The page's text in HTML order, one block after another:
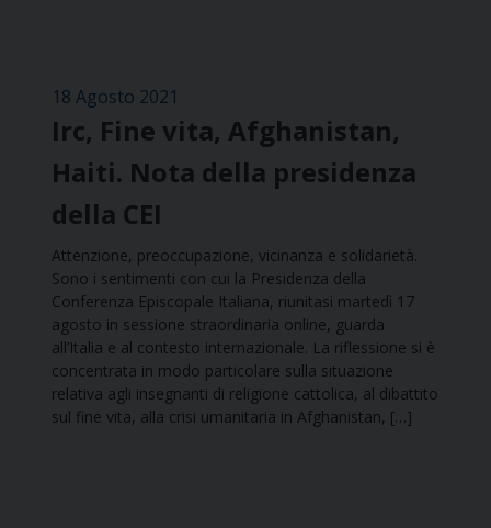
18 Agosto 2021
Irc, Fine vita, Afghanistan,
Haiti. Nota della presidenza
della CEI
Attenzione, preoccupazione, vicinanza e solidarietà.
Sono i sentimenti con cui la Presidenza della
Conferenza Episcopale Italiana, riunitasi martedì 17
agosto in sessione straordinaria online, guarda
all’Italia e al contesto internazionale. La riflessione si è
concentrata in modo particolare sulla situazione
relativa agli insegnanti di religione cattolica, al dibattito
sul fine vita, alla crisi umanitaria in Afghanistan, […]